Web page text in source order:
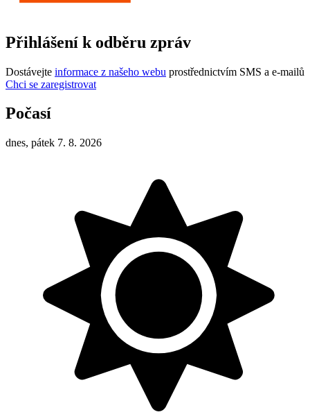
Přihlášení k odběru zpráv
Dostávejte informace z našeho webu prostřednictvím SMS a e-mailů
Chci se zaregistrovat
Počasí
dnes, pátek 7. 8. 2026